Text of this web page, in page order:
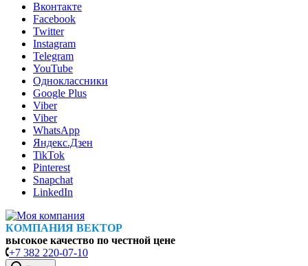
Вконтакте
Facebook
Twitter
Instagram
Telegram
YouTube
Одноклассники
Google Plus
Viber
Viber
WhatsApp
Яндекс.Дзен
TikTok
Pinterest
Snapchat
LinkedIn
КОМПАНИЯ ВЕКТОР
высокое качество по честной цене
+7 382 220-07-10